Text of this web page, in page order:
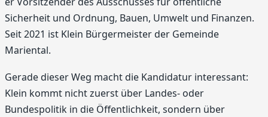
Sicherheit und Ordnung, Bauen, Umwelt und Finanzen.
Seit 2021 ist Klein Bürgermeister der Gemeinde
Mariental.
Gerade dieser Weg macht die Kandidatur interessant:
Klein kommt nicht zuerst über Landes- oder
Bundespolitik in die Öffentlichkeit, sondern über